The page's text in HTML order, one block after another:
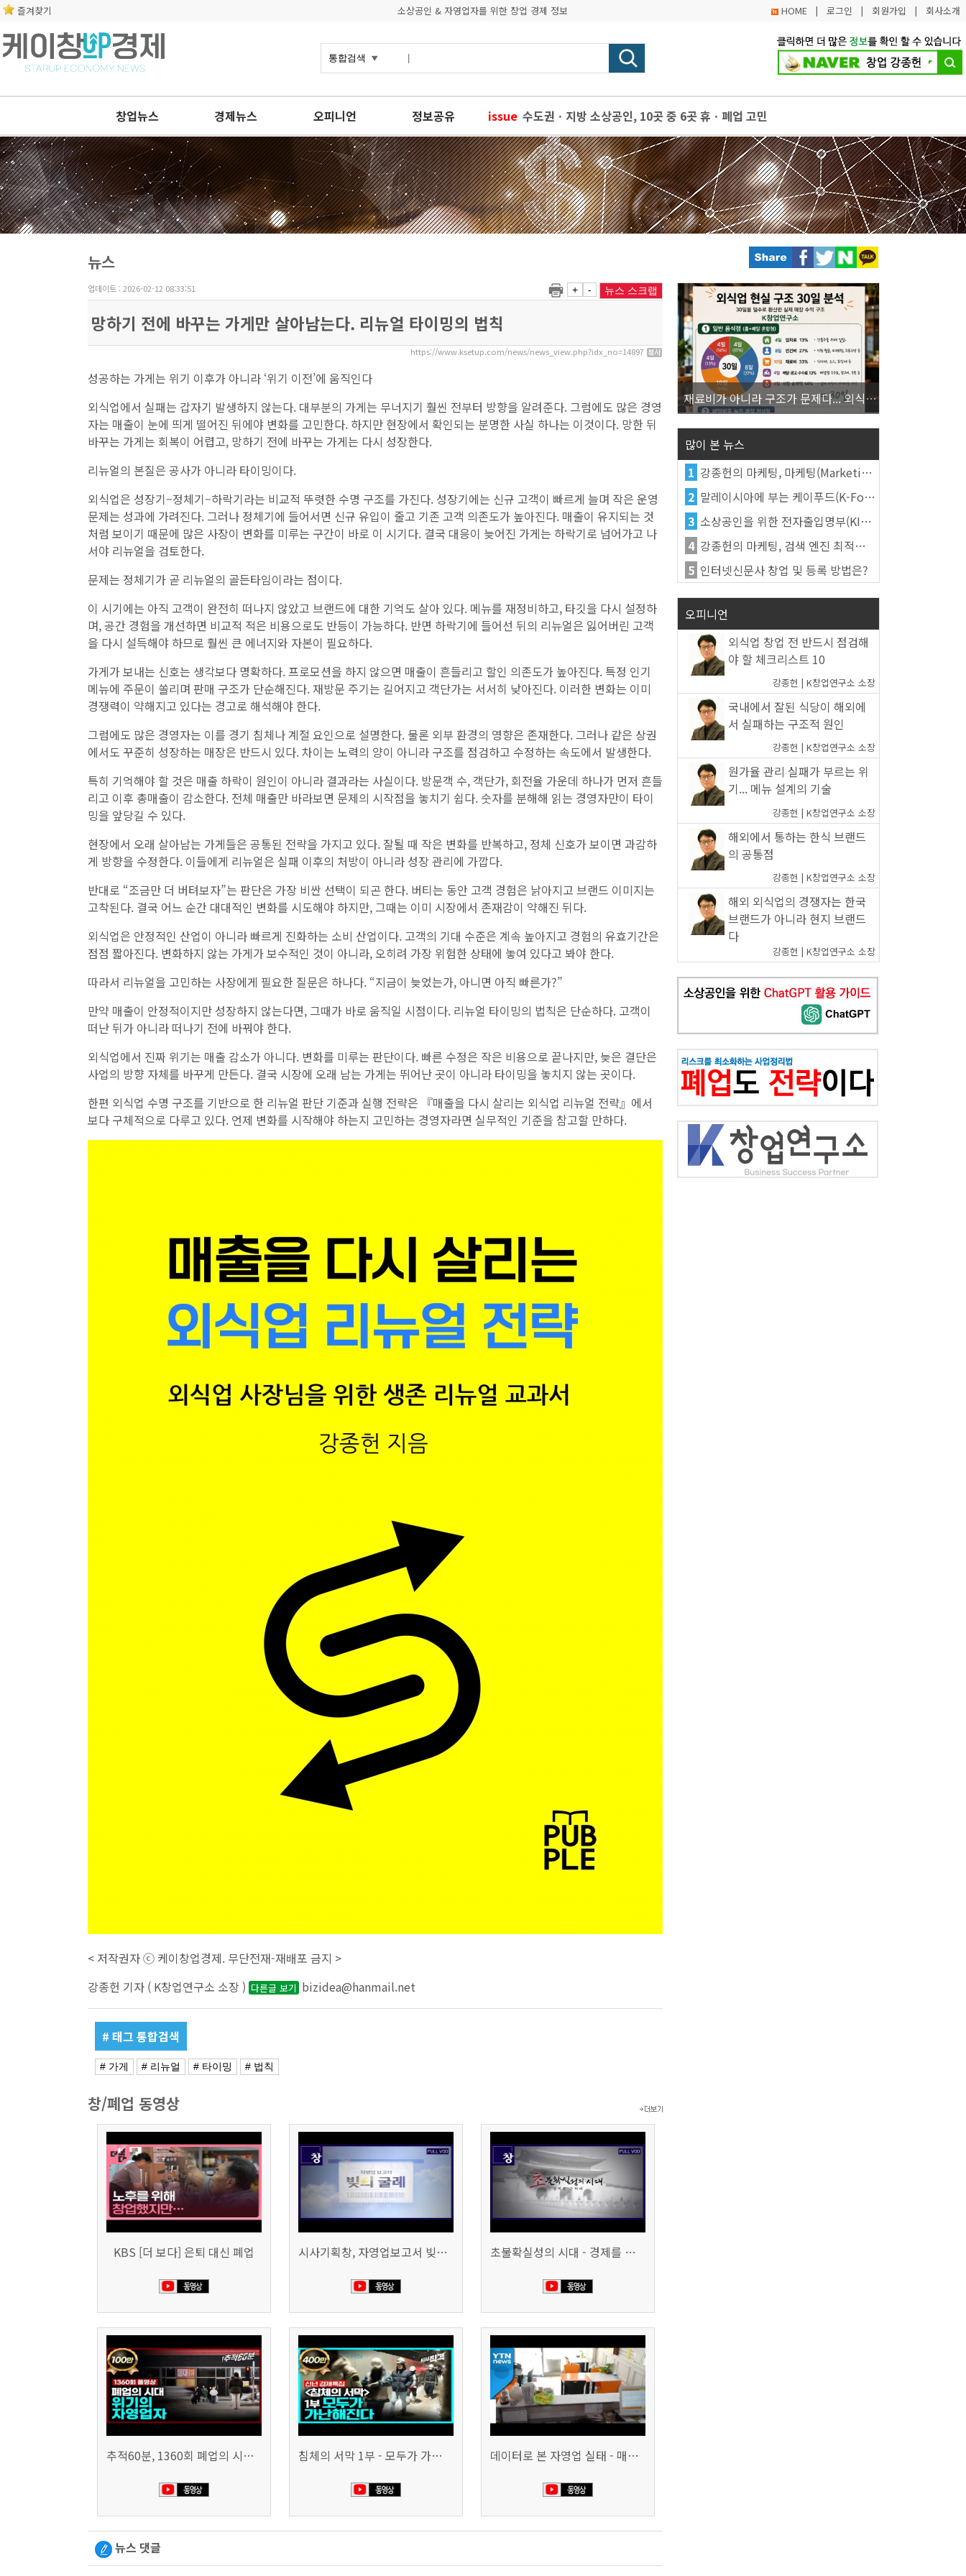
즐겨찾기 소상공인 & 자영업자를 위한 창업 경제 정보 HOME| 로그인 | 회원가입 | 회사소개
창업뉴스 경제뉴스 오피니언 정보공유 issue 수도권ㆍ지방 소상공인, 10곳 중 6곳 휴ㆍ폐업 고민
2023년 프랜차이즈 창업박람회 일정표
대학생 IT 벤처창업 동아리 SOPT, 33기 앱잼 데모데이 개최
인천창조경제혁신센터, 국내 대표 투자유치 플랫폼 빅웨이브(BiiG WAVE) IR 상반기 참여
성공적인 외식 창업을 위한 실전 외식 창업 과정 4기 모집
뉴스
업데이트 : 2026-02-12 08:33:51 + - 뉴스 스크랩
망하기 전에 바꾸는 가게만 살아남는다. 리뉴얼 타이밍의 법칙
https://www.ksetup.com/news/news_view.php?idx_no=14897
성공하는 가게는 위기 이후가 아니라 ‘위기 이전’에 움직인다
외식업에서 실패는 갑자기 발생하지 않는다. 대부분의 가게는 무너지기 훨씬 전부터 방향을 알려준다. 그럼에도 많은 경영
자는 매출이 눈에 띄게 떨어진 뒤에야 변화를 고민한다. 하지만 현장에서 확인되는 분명한 사실 하나는 이것이다. 망한 뒤
바꾸는 가게는 회복이 어렵고, 망하기 전에 바꾸는 가게는 다시 성장한다.
리뉴얼의 본질은 공사가 아니라 타이밍이다.
외식업은 성장기–정체기–하락기라는 비교적 뚜렷한 수명 구조를 가진다. 성장기에는 신규 고객이 빠르게 늘며 작은 운영
문제는 성과에 가려진다. 그러나 정체기에 들어서면 신규 유입이 줄고 기존 고객 의존도가 높아진다. 매출이 유지되는 것
처럼 보이기 때문에 많은 사장이 변화를 미루는 구간이 바로 이 시기다. 결국 대응이 늦어진 가게는 하락기로 넘어가고 나
서야 리뉴얼을 검토한다.
문제는 정체기가 곧 리뉴얼의 골든타임이라는 점이다.
이 시기에는 아직 고객이 완전히 떠나지 않았고 브랜드에 대한 기억도 살아 있다. 메뉴를 재정비하고, 타깃을 다시 설정하
며, 공간 경험을 개선하면 비교적 적은 비용으로도 반등이 가능하다. 반면 하락기에 들어선 뒤의 리뉴얼은 잃어버린 고객
을 다시 설득해야 하므로 훨씬 큰 에너지와 자본이 필요하다.
가게가 보내는 신호는 생각보다 명확하다. 프로모션을 하지 않으면 매출이 흔들리고 할인 의존도가 높아진다. 특정 인기
메뉴에 주문이 쏠리며 판매 구조가 단순해진다. 재방문 주기는 길어지고 객단가는 서서히 낮아진다. 이러한 변화는 이미
경쟁력이 약해지고 있다는 경고로 해석해야 한다.
그럼에도 많은 경영자는 이를 경기 침체나 계절 요인으로 설명한다. 물론 외부 환경의 영향은 존재한다. 그러나 같은 상권
에서도 꾸준히 성장하는 매장은 반드시 있다. 차이는 노력의 양이 아니라 구조를 점검하고 수정하는 속도에서 발생한다.
특히 기억해야 할 것은 매출 하락이 원인이 아니라 결과라는 사실이다. 방문객 수, 객단가, 회전율 가운데 하나가 먼저 흔들
리고 이후 총매출이 감소한다. 전체 매출만 바라보면 문제의 시작점을 놓치기 쉽다. 숫자를 분해해 읽는 경영자만이 타이
밍을 앞당길 수 있다.
현장에서 오래 살아남는 가게들은 공통된 전략을 가지고 있다. 잘될 때 작은 변화를 반복하고, 정체 신호가 보이면 과감하
게 방향을 수정한다. 이들에게 리뉴얼은 실패 이후의 처방이 아니라 성장 관리에 가깝다.
반대로 “조금만 더 버텨보자”는 판단은 가장 비싼 선택이 되곤 한다. 버티는 동안 고객 경험은 낡아지고 브랜드 이미지는
고착된다. 결국 어느 순간 대대적인 변화를 시도해야 하지만, 그때는 이미 시장에서 존재감이 약해진 뒤다.
외식업은 안정적인 산업이 아니라 빠르게 진화하는 소비 산업이다. 고객의 기대 수준은 계속 높아지고 경험의 유효기간은
점점 짧아진다. 변화하지 않는 가게가 보수적인 것이 아니라, 오히려 가장 위험한 상태에 놓여 있다고 봐야 한다.
따라서 리뉴얼을 고민하는 사장에게 필요한 질문은 하나다. “지금이 늦었는가, 아니면 아직 빠른가?”
만약 매출이 안정적이지만 성장하지 않는다면, 그때가 바로 움직일 시점이다. 리뉴얼 타이밍의 법칙은 단순하다. 고객이
떠난 뒤가 아니라 떠나기 전에 바꿔야 한다.
외식업에서 진짜 위기는 매출 감소가 아니다. 변화를 미루는 판단이다. 빠른 수정은 작은 비용으로 끝나지만, 늦은 결단은
사업의 방향 자체를 바꾸게 만든다. 결국 시장에 오래 남는 가게는 뛰어난 곳이 아니라 타이밍을 놓치지 않는 곳이다.
한편 외식업 수명 구조를 기반으로 한 리뉴얼 판단 기준과 실행 전략은 『매출을 다시 살리는 외식업 리뉴얼 전략』에서
보다 구체적으로 다루고 있다. 언제 변화를 시작해야 하는지 고민하는 경영자라면 실무적인 기준을 참고할 만하다.
< 저작권자 ⓒ 케이창업경제. 무단전재-재배포 금지 >
강종헌 기자 ( K창업연구소 소장 ) 다른글 보기 bizidea@hanmail.net
# 태그 통합검색
# 가게 # 리뉴얼 # 타이밍 # 법칙
창/폐업 동영상
KBS [더 보다] 은퇴 대신 폐업 시사기획창, 자영업보고서 빚의 굴레 507회 (KBS 25.6.10) 초불확실성의 시대 - 경제를 구하라 494회 (KBS 25.2.11)
추적60분, 1360회 폐업의 시대, 위기의 자영업자 침체의 서막 1부 - 모두가 가난해진다 | 시사직격 신년특집 데이터로 본 자영업 실태 - 매출 '뚝', 장수 업소도 '휘청'
뉴스 댓글
재료비가 아니라 구조가 문제다... 외식업 수익을 결정하는 진짜 숫자의 비밀
많이 본 뉴스
1 강종헌의 마케팅, 마케팅(Marketing)의 정의
2 말레이시아에 부는 케이푸드(K-Food) 열풍, 김치가 이어간다
3 소상공인을 위한 전자출입명부(KI-Pass)를 활용한다
4 강종헌의 마케팅, 검색 엔진 최적화(SEO, Search Engine Optimization)란
5 인터넷신문사 창업 및 등록 방법은?
오피니언
외식업 창업 전 반드시 점검해
야 할 체크리스트 10
강종헌 | K창업연구소 소장
국내에서 잘된 식당이 해외에
서 실패하는 구조적 원인
강종헌 | K창업연구소 소장
원가율 관리 실패가 부르는 위
기... 메뉴 설계의 기술
강종헌 | K창업연구소 소장
해외에서 통하는 한식 브랜드
의 공통점
강종헌 | K창업연구소 소장
해외 외식업의 경쟁자는 한국
브랜드가 아니라 현지 브랜드
다
강종헌 | K창업연구소 소장